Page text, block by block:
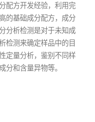
配方开发经验，利用完
的基础成分配方，成分
分析检测是对于未知成
检测来确定样品中的目
定量分析，鉴别不同样
分和含量异物等。